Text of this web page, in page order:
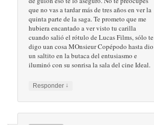
que no vas a tardar más de tres años en ver la
quinta parte de la saga. Te prometo que me
hubiera encantado a ver visto tu carilla
cuando salió el rótulo de Lucas Films, sólo te
digo uan cosa MOnsieur Copépodo hasta dio
un saltito en la butaca del entusiasmo e
iluminó con su sonrisa la sala del cine Ideal.
Responder ↓